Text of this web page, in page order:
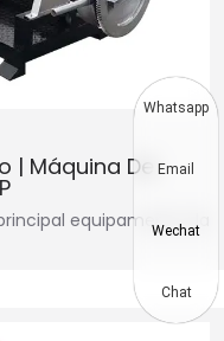
| Máquina De
equipamento da
Whatsapp
Email
Wechat
Chat